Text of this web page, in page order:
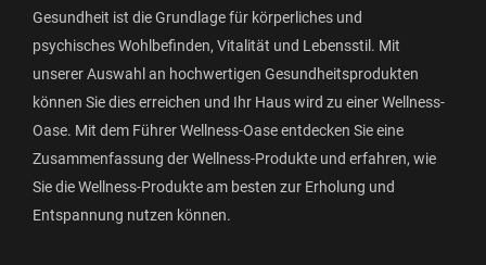
Gesundheit ist die Grundlage für körperliches und
psychisches Wohlbefinden, Vitalität und Lebensstil. Mit
unserer Auswahl an hochwertigen Gesundheitsprodukten
können Sie dies erreichen und Ihr Haus wird zu einer Wellness-
Oase. Mit dem Führer Wellness-Oase entdecken Sie eine
Zusammenfassung der Wellness-Produkte und erfahren, wie
Sie die Wellness-Produkte am besten zur Erholung und
Entspannung nutzen können.